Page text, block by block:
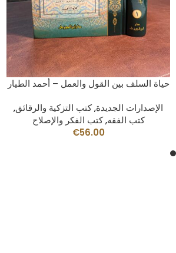
AÑADIR AL CARRITO
حياة السلف بين القول والعمل – أحمد الطيار
الإصدارات الجديدة,كتب التزكية والرقائق,
كتب الفقه,كتب الفكر والإصلاح
€56.00